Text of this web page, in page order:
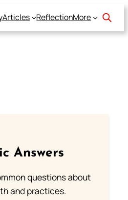
Articles ReflectionMore
Answers
questions about
and practices.